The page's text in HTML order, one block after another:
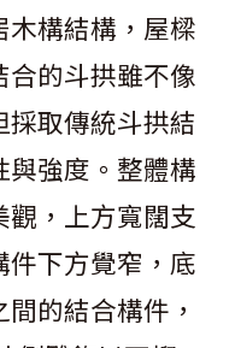
木構結構，屋樑
合的斗拱雖不像
取傳統斗拱結
與強度。整體構
觀，上方寬闊支
件下方覺窄，底
的結合構件，